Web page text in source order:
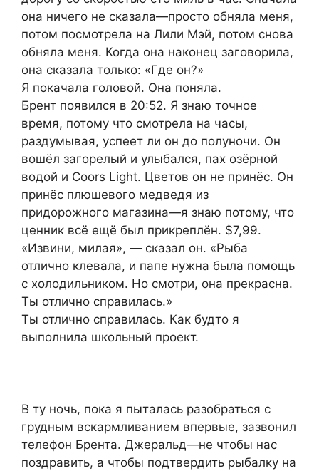
она ничего не сказала—просто обняла меня,
потом посмотрела на Лили Мэй, потом снова
обняла меня. Когда она наконец заговорила,
она сказала только: «Где он?»
Я покачала головой. Она поняла.
Брент появился в 20:52. Я знаю точное
время, потому что смотрела на часы,
раздумывая, успеет ли он до полуночи. Он
вошёл загорелый и улыбался, пах озёрной
водой и Coors Light. Цветов он не принёс. Он
принёс плюшевого медведя из
придорожного магазина—я знаю потому, что
ценник всё ещё был прикреплён. $7,99.
«Извини, милая», — сказал он. «Рыба
отлично клевала, и папе нужна была помощь
с холодильником. Но смотри, она прекрасна.
Ты отлично справилась.»
Ты отлично справилась. Как будто я
выполнила школьный проект.
В ту ночь, пока я пыталась разобраться с
грудным вскармливанием впервые, зазвонил
телефон Брента. Джеральд—не чтобы нас
поздравить, а чтобы подтвердить рыбалку на